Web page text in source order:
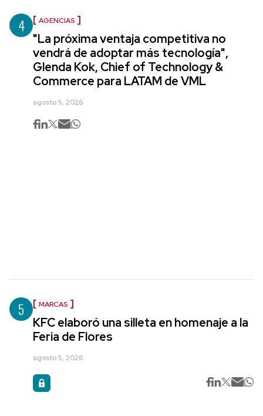
4 AGENCIAS
"La próxima ventaja competitiva no
vendrá de adoptar más tecnología",
Glenda Kok, Chief of Technology &
Commerce para LATAM de VML
agosto 5, 2026
5 MARCAS
KFC elaboró una silleta en homenaje a la
Feria de Flores
agosto 5, 2026